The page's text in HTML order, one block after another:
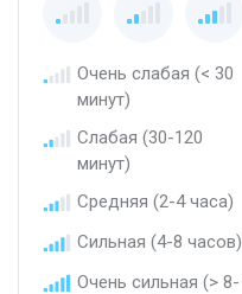
Очень слабая (< 30
минут)
Слабая (30-120
минут)
Средняя (2-4 часа)
Сильная (4-8 часов)
Очень сильная (> 8-